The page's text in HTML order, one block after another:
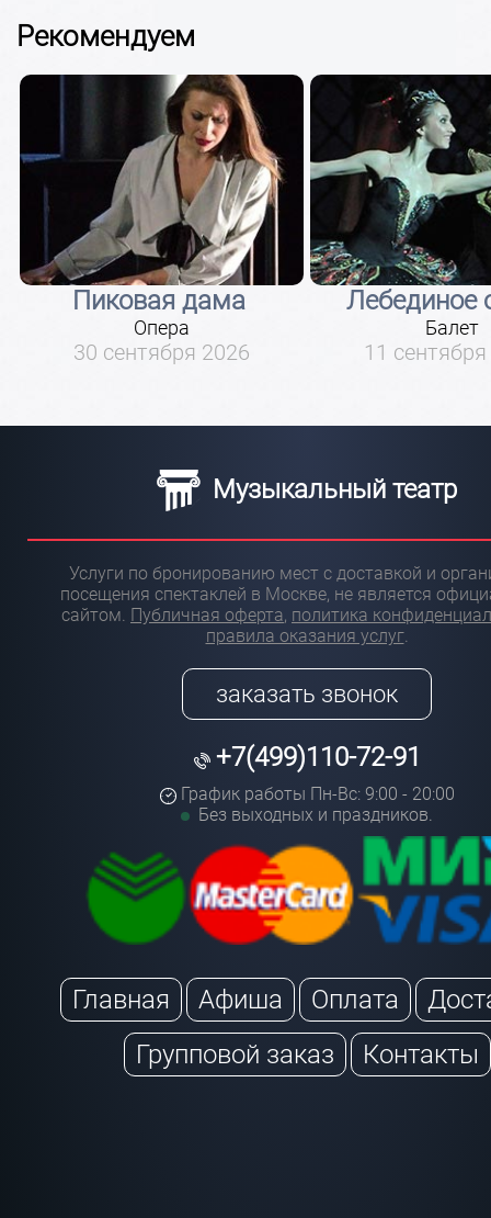
Рекомендуем
Пиковая дама
Опера
30 сентября 2026
Лебединое
Балет
11
Музыкальный театр
Услуги по бронированию мест с доставкой и
посещения спектаклей в Москве, не является
сайтом. Публичная оферта, политика
правила оказания услуг.
заказать звонок
+7(499)110-72-91
График работы Пн-Вс: 9:00 - 20:00
Без выходных и праздников.
Главная Афиша Оплата
Групповой заказ
Контакты